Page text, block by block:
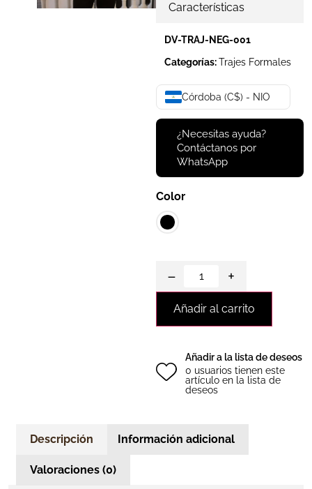
Características
DV-TRAJ-NEG-001
Categorías:Trajes Formales
Córdoba (C$) - NIO
¿Necesitas ayuda?
Contáctanos por
WhatsApp
Color
− +
Añadir al carrito
Añadir a la lista de deseos
0 usuarios tienen este
artículo en la lista de
deseos
Descripción Información adicional
Valoraciones (0)